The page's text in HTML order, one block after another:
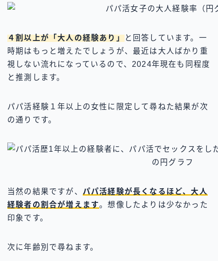
４割以上が「大人の経験あり」
と回答しています。一
時期はもっと増えたでしょうが、最近は大人ばかり重
視しない流れになっているので、2024年現在も同程度
と推測します。
パパ活経験１年以上の女性に限定して尋ねた結果が次
の通りです。
当然の結果ですが、 パパ活経験が長くなるほど、大人
経験者の割合が増えます。想像したよりは少なかった
印象です。
次に年齢別で尋ねます。